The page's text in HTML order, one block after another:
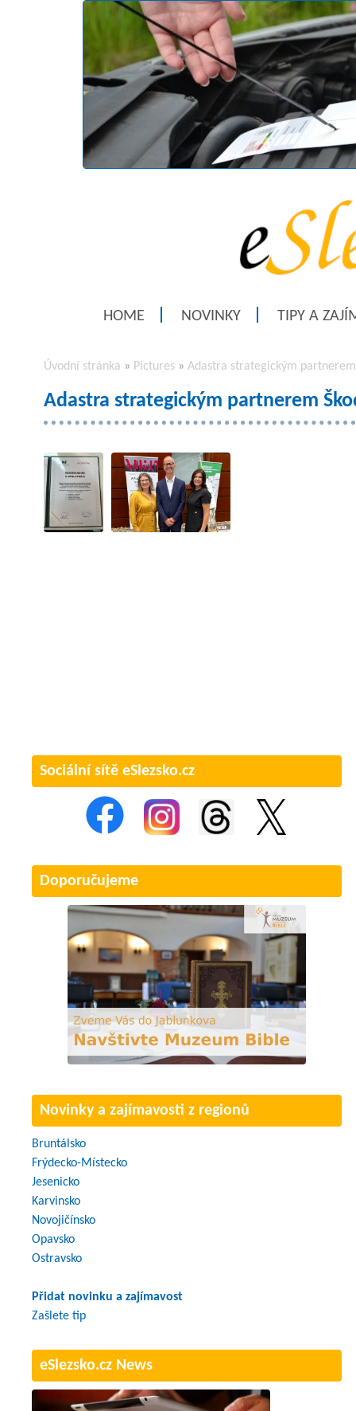
HOME NOVINKY TIPY A
Úvodní stránka » Pictures » Adastra strategickým partnerem
Adastra strategickým partnerem
Sociální sítě eSlezsko.cz
Doporučujeme
Novinky a zajímavosti z regionů
Bruntálsko
Frýdecko-Místecko
Jesenicko
Karvinsko
Novojičínsko
Opavsko
Ostravsko
Přidat novinku a zajímavost
Zašlete tip
eSlezsko.cz News